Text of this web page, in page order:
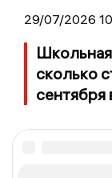
29/07/2026
сколько
сентября